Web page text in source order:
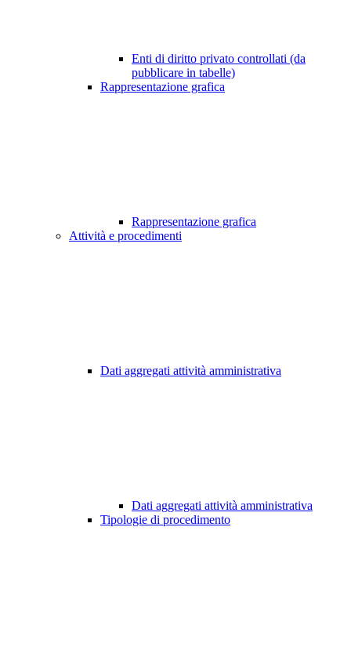
Enti di diritto privato controllati (da
pubblicare in tabelle)
Rappresentazione grafica
Rappresentazione grafica
Attività e procedimenti
Dati aggregati attività amministrativa
Dati aggregati attività amministrativa
Tipologie di procedimento